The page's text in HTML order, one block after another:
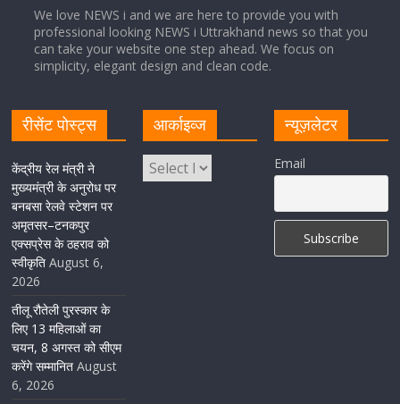
सीएम धामी ने हरिद्वार में शिवभक्तों का हेलिकॉप्टर से पुष्पवर्षा और पैर
धोकर किया स्वागत
विकास योजनाओं का लोकार्पण-शिलान्यास
We love NEWS i and we are here to provide you with
professional looking NEWS i Uttrakhand news so that you
can take your website one step ahead. We focus on
simplicity, elegant design and clean code.
रीसेंट पोस्ट्स
केंद्रीय रेल मंत्री ने
मुख्यमंत्री के अनुरोध पर
बनबसा रेलवे स्टेशन पर
अमृतसर–टनकपुर
एक्सप्रेस के ठहराव को
स्वीकृति August 6,
2026
तीलू रौतेली पुरस्कार के
लिए 13 महिलाओं का
चयन, 8 अगस्त को सीएम
करेंगे सम्मानित August
6, 2026
आर्काइव्ज न्यूज़लेटर
Email